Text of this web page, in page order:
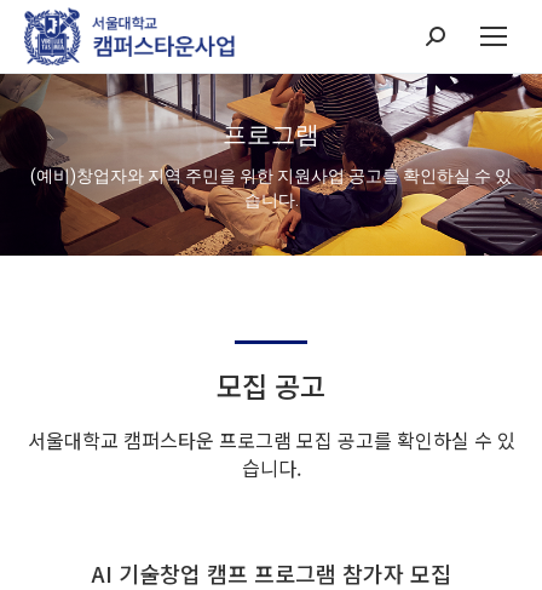
Search:
프로그램
(예비)창업자와 지역 주민을 위한 지원사업 공고를 확인하실 수 있
습니다.
모집 공고
서울대학교 캠퍼스타운 프로그램 모집 공고를 확인하실 수 있
습니다.
AI 기술창업 캠프 프로그램 참가자 모집